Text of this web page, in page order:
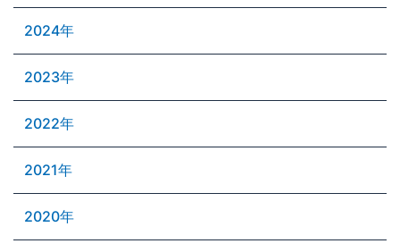
2024年
2023年
2022年
2021年
2020年